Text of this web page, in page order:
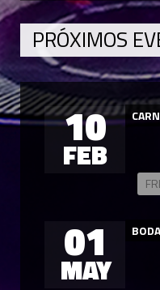
PRÓXIMOS
10
FEB
01
MAY